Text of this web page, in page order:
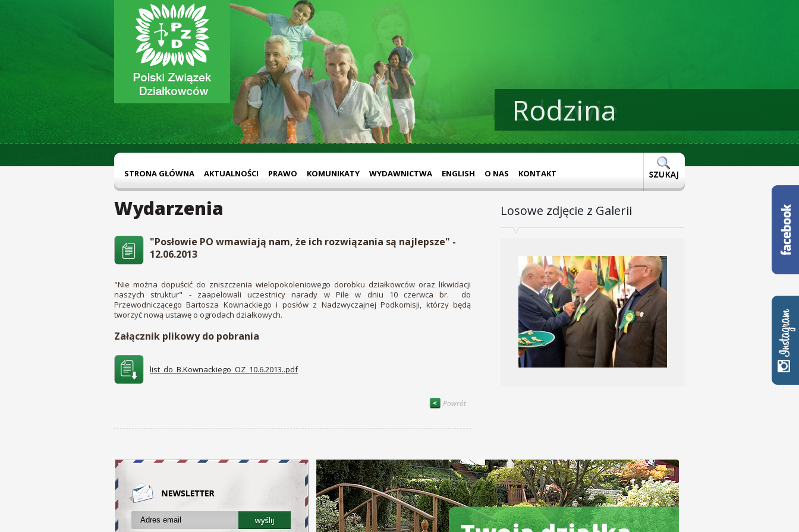
Rodzina
Zdrowie
STRONA GŁÓWNA AKTUALNOŚCI PRAWO KOMUNIKATY WYDAWNICTWA ENGLISH O NAS KONTAKT
Wydarzenia
"Posłowie PO wmawiają nam, że ich rozwiązania są najlepsze" -
12.06.2013
"Nie można dopuścić do zniszczenia wielopokoleniowego dorobku działkowców oraz likwidacji
naszych struktur" - zaapelowali uczestnicy narady w Pile w dniu 10 czerwca br. do
Przewodniczącego Bartosza Kownackiego i posłów z Nadzwyczajnej Podkomisji, którzy będą
tworzyć nową ustawę o ogrodach działkowych.
Załącznik plikowy do pobrania
list_do_B.Kownackiego_OZ_10.6.2013..pdf
Powrót
Losowe zdjęcie z Galerii